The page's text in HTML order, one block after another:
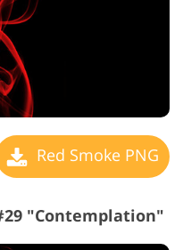
Red Smoke PNG
"Contemplation"